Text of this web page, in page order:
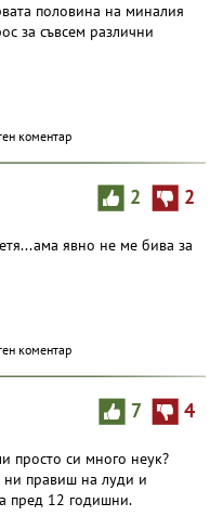
половина на миналия
за съвсем различни
коментар
2 2
явно не ме бива за
коментар
7 4
просто си много неук?
ни правиш на луди и
пред 12 годишни.